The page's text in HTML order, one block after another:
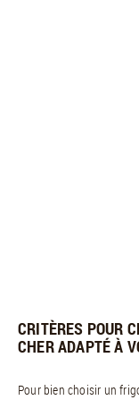
CRITÈRES POUR
CHER ADAPTÉ À
Pour bien choisir un